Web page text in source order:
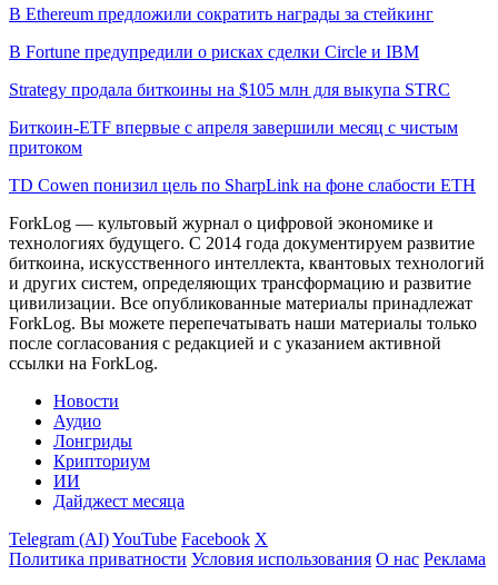
В Ethereum предложили сократить награды за стейкинг
В Fortune предупредили о рисках сделки Circle и IBM
Strategy продала биткоины на $105 млн для выкупа STRC
Биткоин-ETF впервые с апреля завершили месяц с чистым
притоком
TD Cowen понизил цель по SharpLink на фоне слабости ETH
ForkLog — культовый журнал о цифровой экономике и
технологиях будущего. С 2014 года документируем развитие
биткоина, искусственного интеллекта, квантовых технологий
и других систем, определяющих трансформацию и развитие
цивилизации. Все опубликованные материалы принадлежат
ForkLog. Вы можете перепечатывать наши материалы только
после согласования с редакцией и с указанием активной
ссылки на ForkLog.
Новости
Аудио
Лонгриды
Крипториум
ИИ
Дайджест месяца
Telegram (AI)YouTube Facebook X
Политика приватности Условия использования О нас Реклама